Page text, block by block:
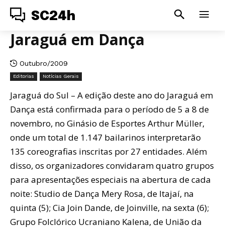
SC24h
Jaraguá em Dança
Outubro/2009
Editorias Notícias Gerais
Jaraguá do Sul – A edição deste ano do Jaraguá em
Dança está confirmada para o período de 5 a 8 de
novembro, no Ginásio de Esportes Arthur Müller,
onde um total de 1.147 bailarinos interpretarão
135 coreografias inscritas por 27 entidades. Além
disso, os organizadores convidaram quatro grupos
para apresentações especiais na abertura de cada
noite: Studio de Dança Mery Rosa, de Itajaí, na
quinta (5); Cia Join Dande, de Joinville, na sexta (6);
Grupo Folclórico Ucraniano Kalena, de União da